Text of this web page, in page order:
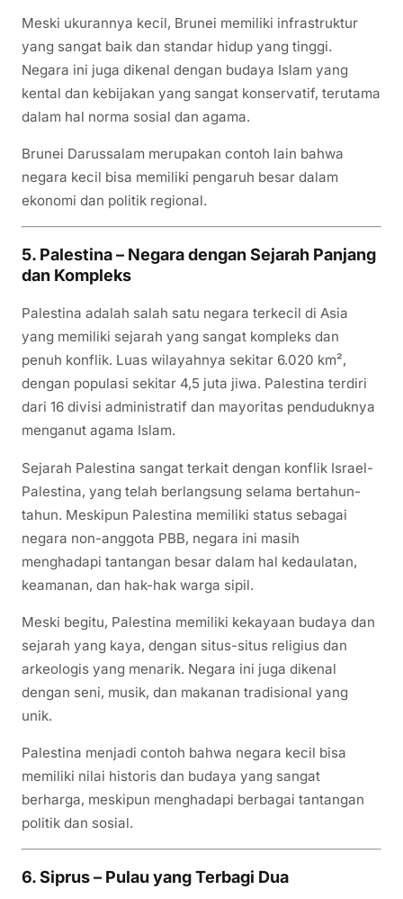
Meski ukurannya kecil, Brunei memiliki infrastruktur
yang sangat baik dan standar hidup yang tinggi.
Negara ini juga dikenal dengan budaya Islam yang
kental dan kebijakan yang sangat konservatif, terutama
dalam hal norma sosial dan agama.
Brunei Darussalam merupakan contoh lain bahwa
negara kecil bisa memiliki pengaruh besar dalam
ekonomi dan politik regional.
5. Palestina – Negara dengan Sejarah Panjang
dan Kompleks
Palestina adalah salah satu negara terkecil di Asia
yang memiliki sejarah yang sangat kompleks dan
penuh konflik. Luas wilayahnya sekitar 6.020 km²,
dengan populasi sekitar 4,5 juta jiwa. Palestina terdiri
dari 16 divisi administratif dan mayoritas penduduknya
menganut agama Islam.
Sejarah Palestina sangat terkait dengan konflik Israel-
Palestina, yang telah berlangsung selama bertahun-
tahun. Meskipun Palestina memiliki status sebagai
negara non-anggota PBB, negara ini masih
menghadapi tantangan besar dalam hal kedaulatan,
keamanan, dan hak-hak warga sipil.
Meski begitu, Palestina memiliki kekayaan budaya dan
sejarah yang kaya, dengan situs-situs religius dan
arkeologis yang menarik. Negara ini juga dikenal
dengan seni, musik, dan makanan tradisional yang
unik.
Palestina menjadi contoh bahwa negara kecil bisa
memiliki nilai historis dan budaya yang sangat
berharga, meskipun menghadapi berbagai tantangan
politik dan sosial.
6. Siprus – Pulau yang Terbagi Dua